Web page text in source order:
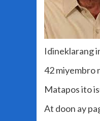
Idineklarang
42 miyembro
Matapos ito
At doon ay